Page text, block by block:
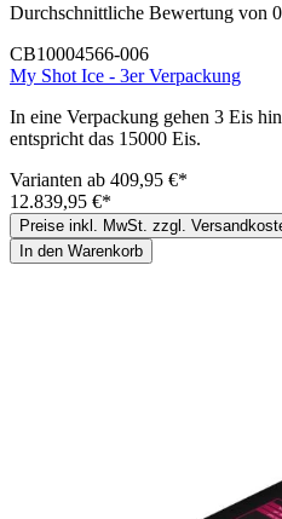
Durchschnittliche Bewertung von
CB10004566-006
My Shot Ice - 3er Verpackung
In eine Verpackung gehen 3 Eis
entspricht das 15000 Eis.
Varianten ab 409,95 €*
12.839,95 €*
Preise inkl. MwSt. zzgl.
In den Warenkorb